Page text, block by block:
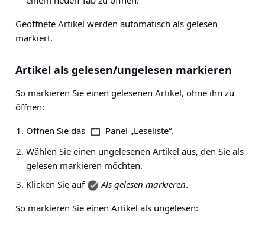
Geöffnete Artikel werden automatisch als gelesen
markiert.
Artikel als gelesen/ungelesen markieren
So markieren Sie einen gelesenen Artikel, ohne ihn zu
öffnen:
Öffnen Sie das
Panel „Leseliste“.
Wählen Sie einen ungelesenen Artikel aus, den Sie als
gelesen markieren möchten.
Klicken Sie auf
Als gelesen markieren.
So markieren Sie einen Artikel als ungelesen: